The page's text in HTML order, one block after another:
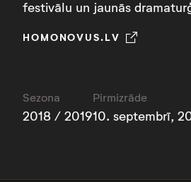
festivālu un jaunās
HOMONOVUS.LV
Sezona
2018 / 2019
Pirmizrāde
10. septembrī,